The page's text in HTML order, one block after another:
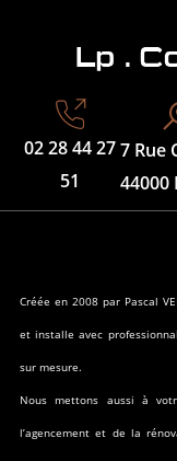
02 28 44 27
51
7 Rue
44000
Créée en 2008 par Pascal
et installe avec
sur mesure.
Nous mettons aussi à
l’agencement et de la